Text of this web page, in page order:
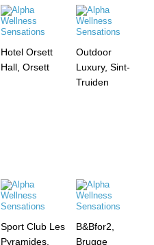
Hotel Orsett
Hall, Orsett
Outdoor
Luxury, Sint-
Truiden
Sport Club Les
Pyramides,
B&Bfor2,
Brugge